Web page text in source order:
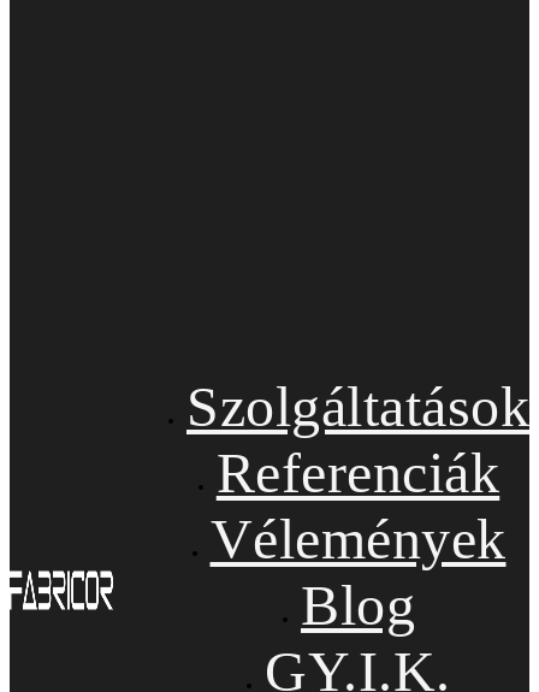
Szolgáltatások
Referenciák
Vélemények
Blog
GY.I.K.